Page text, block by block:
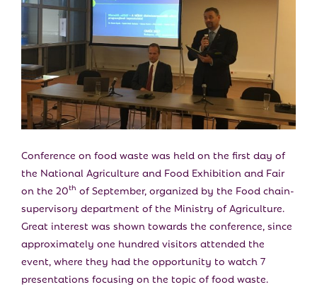
Y
M
N
U
Conference on food waste was held on the first day of
the National Agriculture and Food Exhibition and Fair
on the 20th of September, organized by the Food chain-
supervisory department of the Ministry of Agriculture.
Great interest was shown towards the conference, since
approximately one hundred visitors attended the
event, where they had the opportunity to watch 7
presentations focusing on the topic of food waste.